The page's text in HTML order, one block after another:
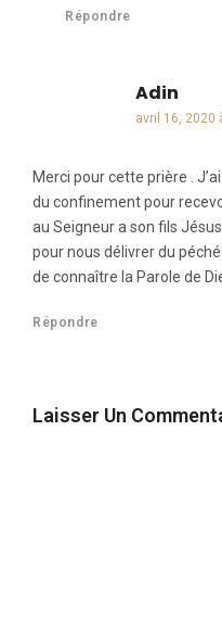
Répondre
Adin
avril 16, 2020
Merci pour cette prière .
du confinement pour
au Seigneur a son fils
pour nous délivrer du
de connaître la Parole de
Répondre
Laisser Un